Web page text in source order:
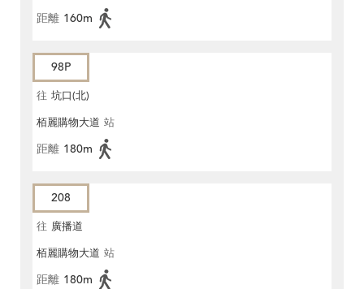
距離 160m
98P
往 坑口(北)
栢麗購物大道 站
距離 180m
208
往 廣播道
栢麗購物大道 站
距離 180m